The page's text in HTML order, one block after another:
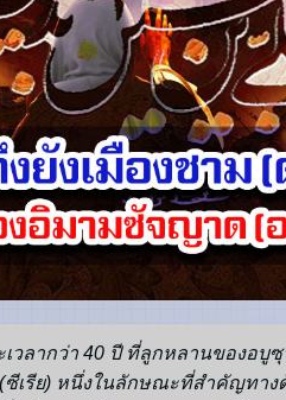
เวลากว่า 40 ปี ที่ลูกหลานของอ
ซีเรีย) หนึ่งในลักษณะที่สำคัญทาง